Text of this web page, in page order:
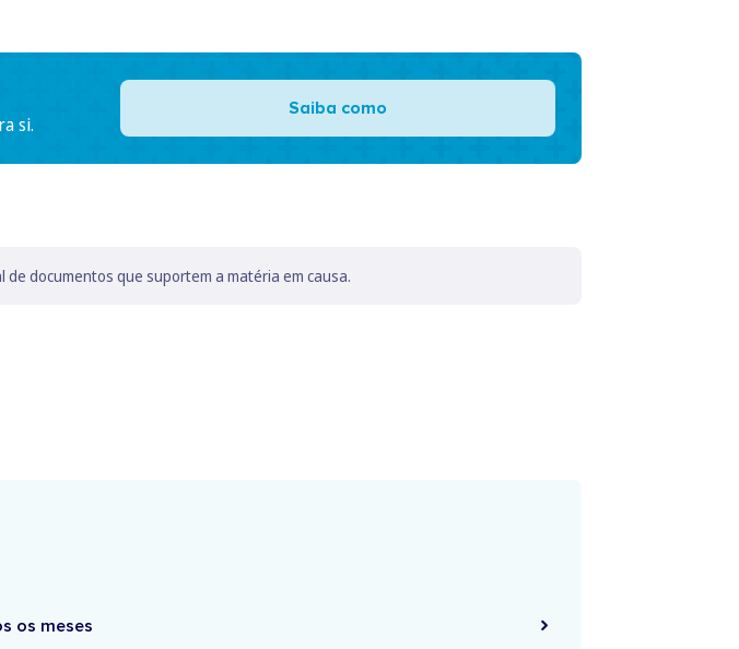
si.
Saiba como
documentos que suportem a matéria em causa.
os meses